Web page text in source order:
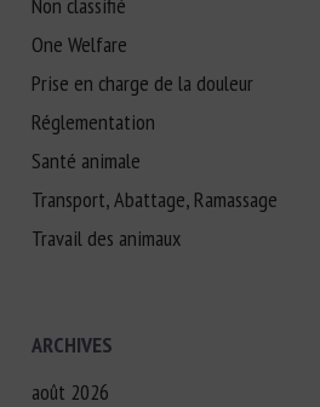
One Welfare
Prise en charge de la douleur
Réglementation
Santé animale
Transport, Abattage, Ramassage
Travail des animaux
ARCHIVES
août 2026